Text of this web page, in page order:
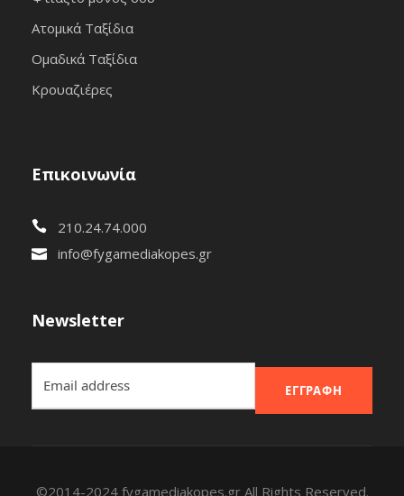
Ατομικά Ταξίδια
Ομαδικά Ταξίδια
Κρουαζιέρες
Επικοινωνία
210.24.74.000
info@fygamediakopes.gr
Newsletter
ΕΓΓΡΑΦΉ
©2014-2024 fygamediakopes.gr All Rights Reserved.